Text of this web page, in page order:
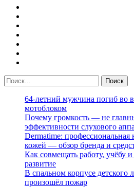
64-летний мужчина погиб во
мотоблоком
Почему громкость — не
эффективности слухового
Dermatime: профессиональная
кожей — обзор бренда и
Как совмещать работу, учёбу
развитие
В спальном корпусе детского
произошёл пожар